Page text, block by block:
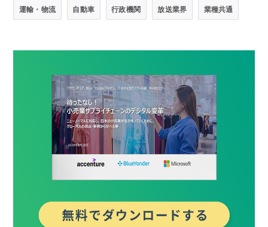
運輸・物流 自動車 行政機関 放送業界 業種共通